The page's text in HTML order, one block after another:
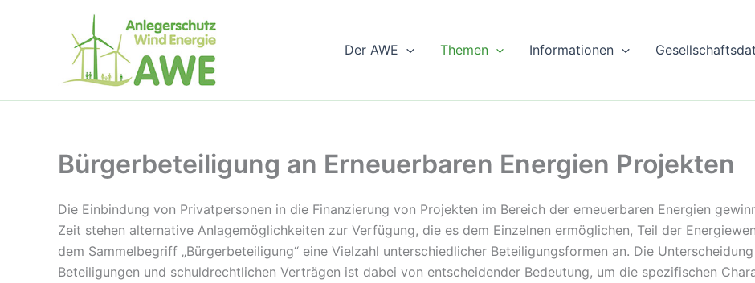
Der AWE Themen Informationen
Bürgerbeteiligung an Erneuerbaren Energien Projekten
Die Einbindung von Privatpersonen in die Finanzierung von Projekten im Bereich der erneuerbaren Energien
Zeit stehen alternative Anlagemöglichkeiten zur Verfügung, die es dem Einzelnen ermöglichen, Teil der
dem Sammelbegriff „Bürgerbeteiligung“ eine Vielzahl unterschiedlicher Beteiligungsformen an. Die
Beteiligungen und schuldrechtlichen Verträgen ist dabei von entscheidender Bedeutung, um die spezifischen